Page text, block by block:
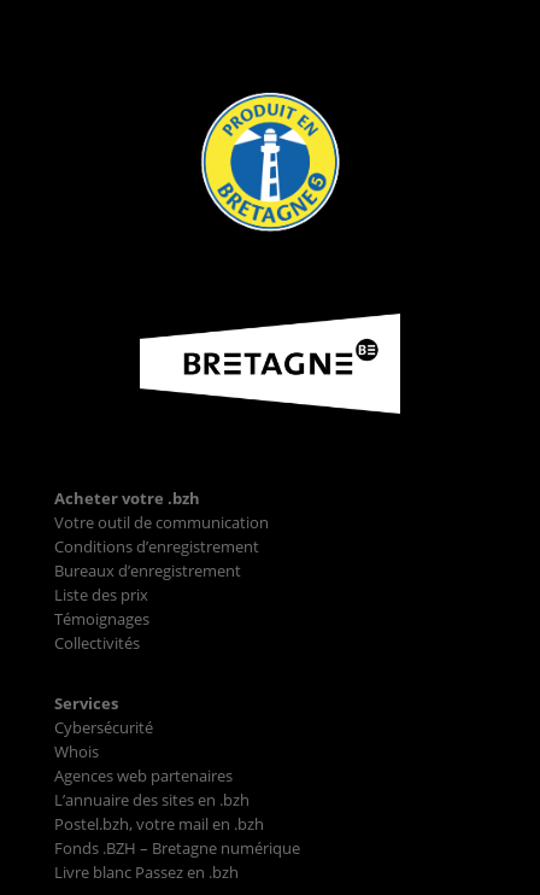
Acheter votre .bzh
Votre outil de communication
Conditions d’enregistrement
Bureaux d’enregistrement
Liste des prix
Témoignages
Collectivités
Services
Cybersécurité
Whois
Agences web partenaires
L’annuaire des sites en .bzh
Postel.bzh, votre mail en .bzh
Fonds .BZH – Bretagne numérique
Livre blanc Passez en .bzh